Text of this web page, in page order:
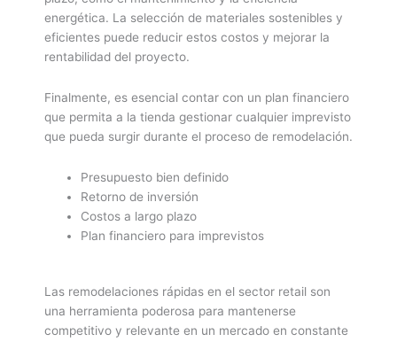
energética. La selección de materiales sostenibles y
eficientes puede reducir estos costos y mejorar la
rentabilidad del proyecto.
Finalmente, es esencial contar con un plan financiero
que permita a la tienda gestionar cualquier imprevisto
que pueda surgir durante el proceso de remodelación.
Presupuesto bien definido
Retorno de inversión
Costos a largo plazo
Plan financiero para imprevistos
Las remodelaciones rápidas en el sector retail son
una herramienta poderosa para mantenerse
competitivo y relevante en un mercado en constante